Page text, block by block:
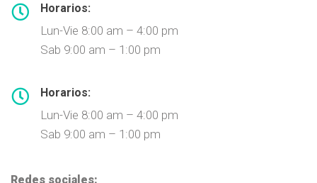
Horarios:
Lun-Vie 8:00 am – 4:00 pm
Sab 9:00 am – 1:00 pm
Horarios:
Lun-Vie 8:00 am – 4:00 pm
Sab 9:00 am – 1:00 pm
Redes sociales: